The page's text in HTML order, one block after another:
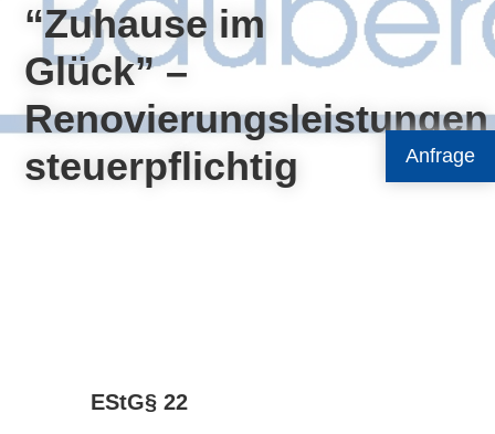
Anfrage
“Zuhause im
Glück” –
Renovierungsleistungen
steuerpflichtig
EStG§ 22